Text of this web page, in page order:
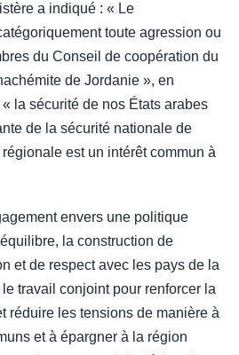
a indiqué : « Le
toute agression ou
du Conseil de coopération du
de Jordanie », en
la sécurité de nos États arabes
de la sécurité nationale de
régionale est un intérêt commun à
envers une politique
la construction de
et de respect avec les pays de la
travail conjoint pour renforcer la
réduire les tensions de manière à
et à épargner à la région